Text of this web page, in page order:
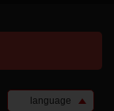
language